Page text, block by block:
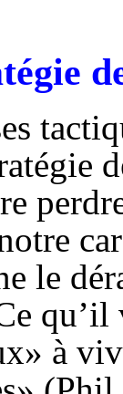
le
qu’il
à